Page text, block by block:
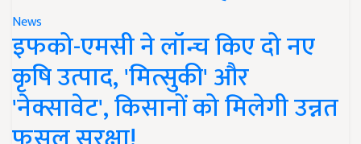
News
इफको-एमसी ने लॉन्च किए दो नए
कृषि उत्पाद, 'मित्सुकी' और
'नेक्सावेट', किसानों को मिलेगी उन्नत